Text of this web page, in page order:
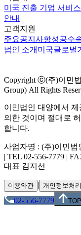
미국 진출 기업 서비스
안내
고객지원
주요공지사항성공수
법인 소개 미국글로벌
Copyright ⓒ(주)이민
Group) All Rights
이민법인 대양에서
의한 것이며 절대로
합니다.
사업자명 : (주)이민법
| TEL 02-556-7779 |
대표 김지선
이용약관 | 개인정보처
02-556-7779
TOP